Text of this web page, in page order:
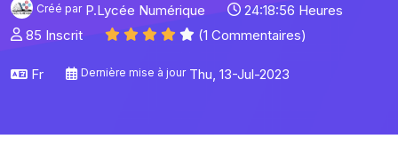
Créé par P.Lycée Numérique
24:18:56 Heures
85 Inscrit
(1 Commentaires)
Fr Dernière mise à jour Thu, 13-Jul-2023